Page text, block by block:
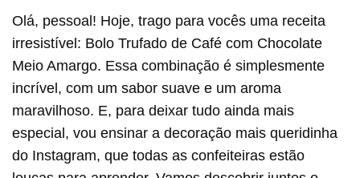
Olá, pessoal! Hoje, trago para vocês uma receita
irresistível: Bolo Trufado de Café com Chocolate
Meio Amargo. Essa combinação é simplesmente
incrível, com um sabor suave e um aroma
maravilhoso. E, para deixar tudo ainda mais
especial, vou ensinar a decoração mais queridinha
do Instagram, que todas as confeiteiras estão